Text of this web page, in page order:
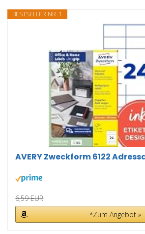
BESTSELLER NR. 1
AVERY Zweckform 6122
6,59 EUR
*Zum Angebot »